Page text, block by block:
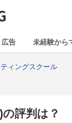
広告 未経験から
ィングスクール
評判は？